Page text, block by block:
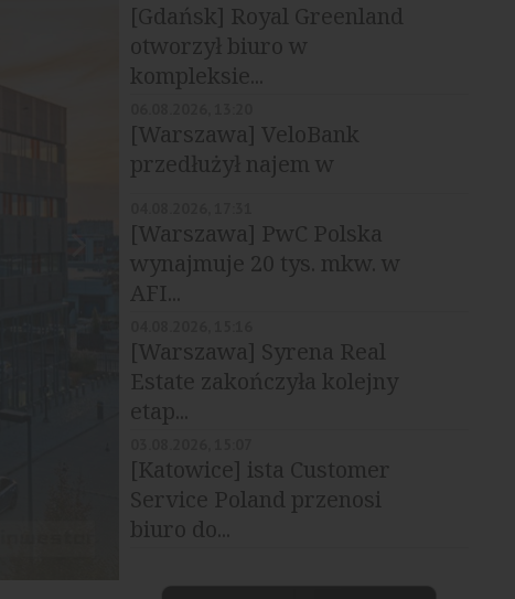
[Gdańsk] Royal Greenland
otworzył biuro w
kompleksie...
[Warszawa] VeloBank
przedłużył najem w
[Warszawa] PwC Polska
wynajmuje 20 tys. mkw. w
AFI...
[Warszawa] Syrena Real
Estate zakończyła kolejny
etap...
[Katowice] ista Customer
Service Poland przenosi
biuro do...